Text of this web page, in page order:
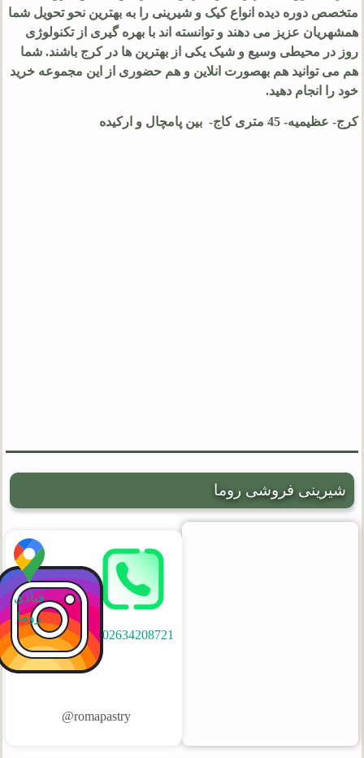
متخصص دوره دیده انواع کیک و شیرینی را به بهترین نحو تحویل شما
همشهریان عزیز می دهند و توانسته اند با بهره گیری از تکنولوژی
روز در محیطی وسیع و شیک یکی از بهترین ها در کرج باشند. شما
هم می توانید هم بهصورت انلاین و هم حضوری از این مجموعه خرید
خود را انجام دهید.
کرج- عظیمیه- 45 متری کاج- بین پامچال و ارکیده
شیرینی فروشی روما
02634208721
romapastry@
قنادی
روما